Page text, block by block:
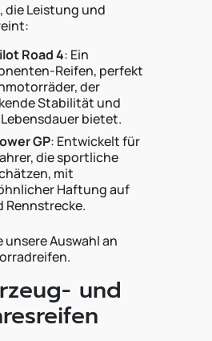
die Leistung und
Road 4: Ein
Reifen, perfekt
der
Stabilität und
bietet.
GP: Entwickelt für
die sportliche
mit
Haftung auf
Rennstrecke.
unsere Auswahl an
und